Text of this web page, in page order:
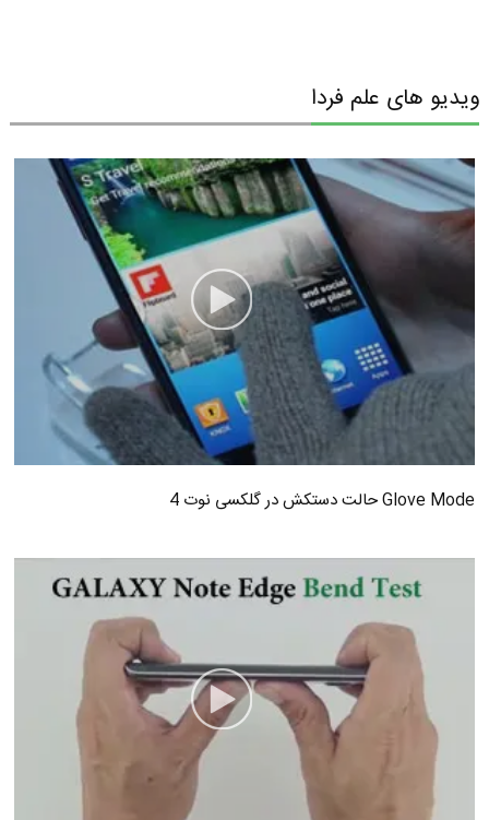
ویدیو های علم فردا
Glove Mode حالت دستکش در گلکسی نوت 4